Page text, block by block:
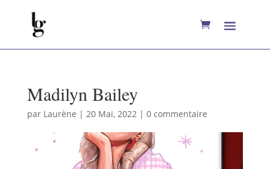
Madilyn Bailey
par Laurène | 20 Mai, 2022| 0 commentaire